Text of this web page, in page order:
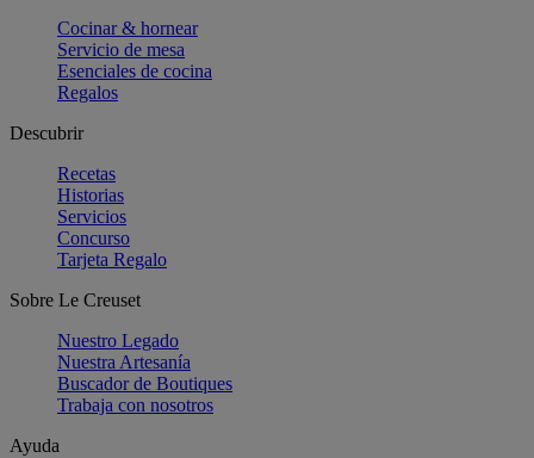
Cocinar & hornear
Servicio de mesa
Esenciales de cocina
Regalos
Descubrir
Recetas
Historias
Servicios
Concurso
Tarjeta Regalo
Sobre Le Creuset
Nuestro Legado
Nuestra Artesanía
Buscador de Boutiques
Trabaja con nosotros
Ayuda